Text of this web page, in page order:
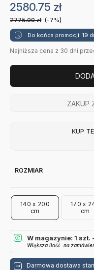
2580.75 zł
2775.00zł (-7%)
Do końca promocji: 19
Najniższa cena z 30 dni
ZAKUP
KUP
ROZMIAR
140 x 200
cm
170 x
cm
W magazynie: 1 szt.
Większa ilość: na
Darmowa dostawa